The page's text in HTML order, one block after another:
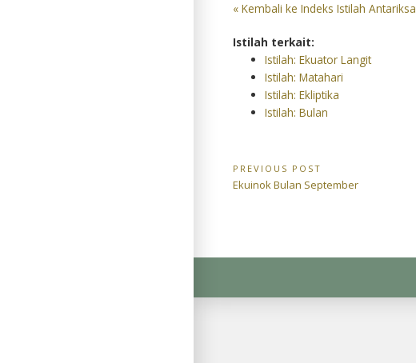
« Kembali ke Indeks Istilah Antariksa
Istilah terkait:
Istilah: Ekuator Langit
Istilah: Matahari
Istilah: Ekliptika
Istilah: Bulan
Navigasi
pos
PREVIOUS POST
Previous
Ekuinok Bulan September